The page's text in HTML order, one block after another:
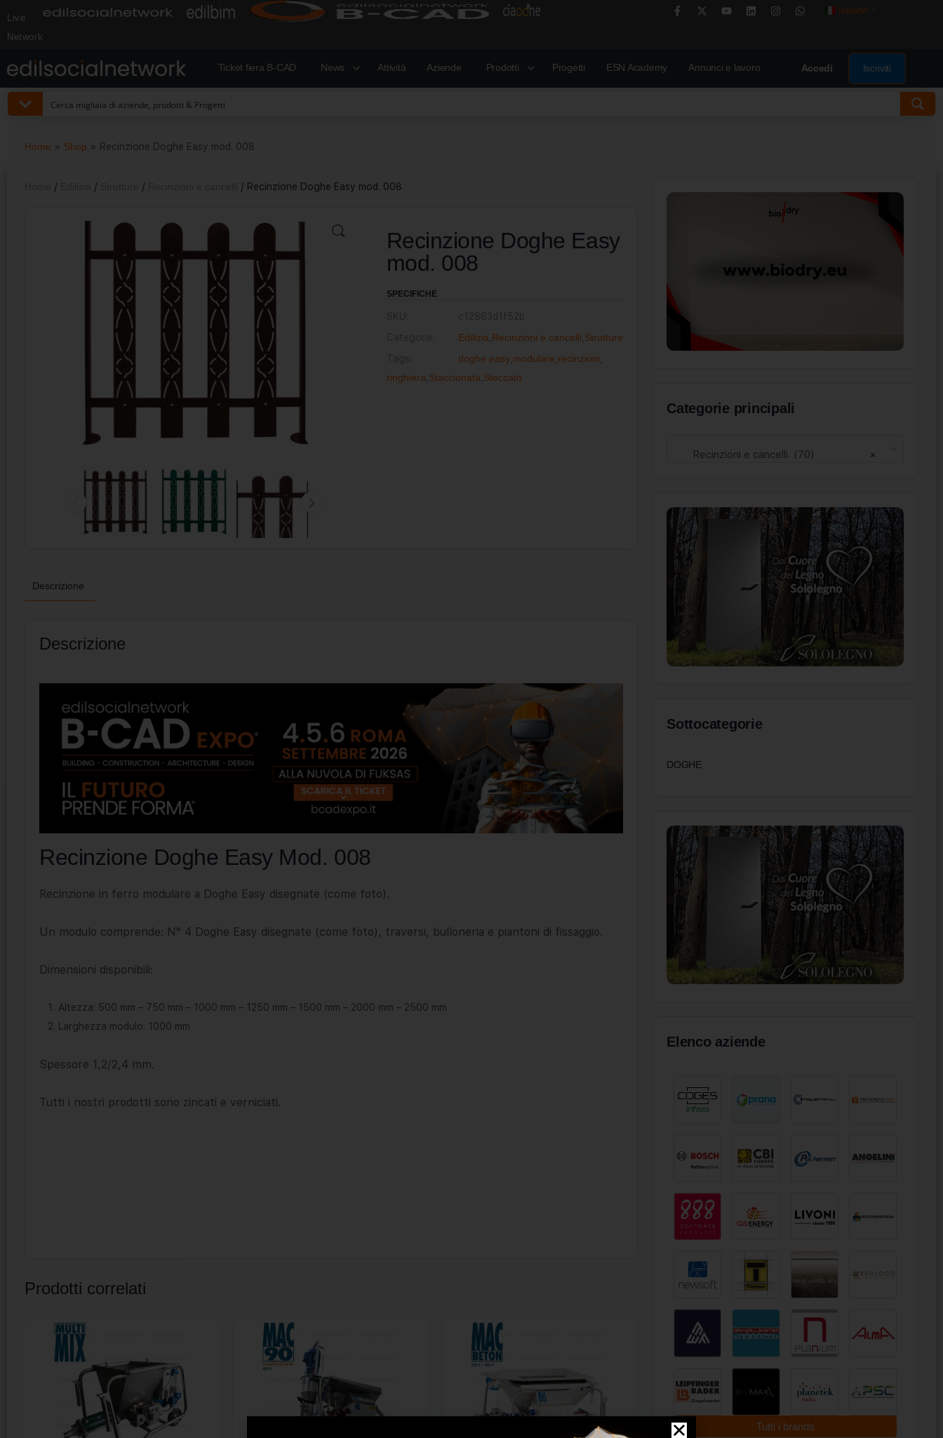
Live
Network
Italiano
Ticket fiera B-CAD News Attività Aziende Prodotti Progetti ESN Academy Annunci e lavoro Accedi Iscriviti
Home » Shop » Recinzione Doghe Easy mod. 008
/ / / / Recinzione Doghe Easy mod. 008
Recinzione Doghe Easy
mod. 008
SPECIFICHE
Edilizia Recinzioni e cancelli Strutture
doghe easy, modulare recinzioni
ringhiera Staccionata Steccato
Descrizione
Descrizione
Recinzione Doghe Easy Mod. 008
Recinzione in ferro modulare a Doghe Easy disegnate (come foto).
Un modulo comprende: N° 4 Doghe Easy disegnate (come foto), traversi, bulloneria e piantoni di fissaggio.
Dimensioni disponibili:
Altezza: 500 mm – 750 mm – 1000 mm – 1250 mm – 1500 mm – 2000 mm – 2500 mm
Larghezza modulo: 1000 mm
Spessore 1,2/2,4 mm.
Tutti i nostri prodotti sono zincati e verniciati.
Prodotti correlati
Categorie principali
×
Recinzioni e cancelli (70)
Sottocategorie
DOGHE
Elenco aziende
Tutti i brands